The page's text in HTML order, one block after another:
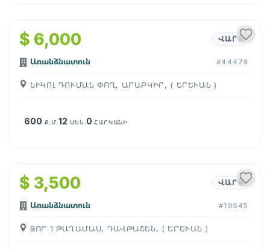
$ 6,000 ՎԱՐՁ
Առանձնատուն #44478
ՆԻԿՈԼ ԴՈՒՄԱՆ ՓՈՂ, ԱՐԱԲԿԻՐ, ( ԵՐԵՒԱՆ )
600 Ք.Մ.12 ՍԵՆ. 0ՀԱՐԿԱՆԻ
$ 3,500 ՎԱՐՁ
Առանձնատուն #19545
ՁՈՐ 1 ԹԱՂԱՄԱՍ, ԴԱՎԹԱՇԵՆ, ( ԵՐԵՒԱՆ )